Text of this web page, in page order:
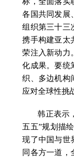
各国共同发展
组织第三十三
携手构建亚太
荣注入新动力
化成果。要统
织、多边机构
应对全球性挑
韩正表示
五五”规划描
现了中国与世
同各方一道，